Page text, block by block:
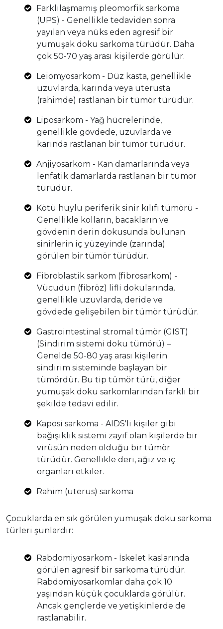
Farklılaşmamış pleomorfik sarkoma
(UPS) - Genellikle tedaviden sonra
yayılan veya nüks eden agresif bir
yumuşak doku sarkoma türüdür. Daha
çok 50-70 yaş arası kişilerde görülür.
Leiomyosarkom - Düz kasta, genellikle
uzuvlarda, karında veya uterusta
(rahimde) rastlanan bir tümör türüdür.
Liposarkom - Yağ hücrelerinde,
genellikle gövdede, uzuvlarda ve
karında rastlanan bir tümör türüdür.
Anjiyosarkom - Kan damarlarında veya
lenfatik damarlarda rastlanan bir tümör
türüdür.
Kötü huylu periferik sinir kılıfı tümörü -
Genellikle kolların, bacakların ve
gövdenin derin dokusunda bulunan
sinirlerin iç yüzeyinde (zarında)
görülen bir tümör türüdür.
Fibroblastik sarkom (fibrosarkom) -
Vücudun (fibröz) lifli dokularında,
genellikle uzuvlarda, deride ve
gövdede gelişebilen bir tümör türüdür.
Gastrointestinal stromal tümör (GIST)
(Sindirim sistemi doku tümörü) –
Genelde 50-80 yaş arası kişilerin
sindirim sisteminde başlayan bir
tümördür. Bu tip tümör türü, diğer
yumuşak doku sarkomlarından farklı bir
şekilde tedavi edilir.
Kaposi sarkoma - AIDS'li kişiler gibi
bağışıklık sistemi zayıf olan kişilerde bir
virüsün neden olduğu bir tümör
türüdür. Genellikle deri, ağız ve iç
organları etkiler.
Rahim (uterus) sarkoma
Çocuklarda en sık görülen yumuşak doku sarkoma
türleri şunlardır:
Rabdomiyosarkom - İskelet kaslarında
görülen agresif bir sarkoma türüdür.
Rabdomiyosarkomlar daha çok 10
yaşından küçük çocuklarda görülür.
Ancak gençlerde ve yetişkinlerde de
rastlanabilir.